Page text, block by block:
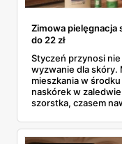
Zimowa pielęgnacja
do 22 zł
Styczeń przynosi
wyzwanie dla skóry.
mieszkania w
naskórek w
szorstka, czasem
gazetce Rossmanna
sprawdzone